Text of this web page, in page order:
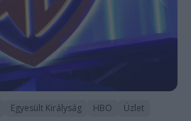
Egyesült Királyság HBO
Üzlet